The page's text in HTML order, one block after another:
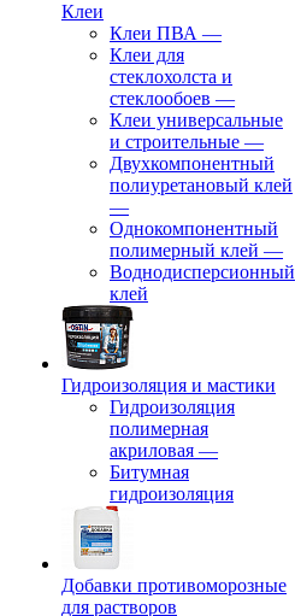
Клеи
Клеи ПВА —
Клеи для
стеклохолста и
стеклообоев —
Клеи универсальные
и строительные —
Двухкомпонентный
полиуретановый клей
—
Однокомпонентный
полимерный клей —
Воднодисперсионный
клей
Гидроизоляция и мастики
Гидроизоляция
полимерная
акриловая —
Битумная
гидроизоляция
Добавки противоморозные
для растворов